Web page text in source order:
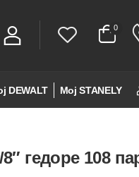
0 0
DEWALT Мој STANELY
гедоре 108